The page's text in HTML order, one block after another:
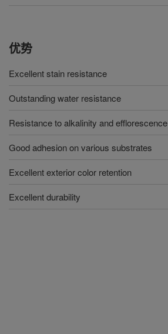
优势
Excellent stain resistance
Outstanding water resistance
Resistance to alkalinity and efflorescence
Good adhesion on various substrates
Excellent exterior color retention
Excellent durability